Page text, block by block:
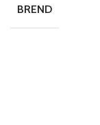
BREND